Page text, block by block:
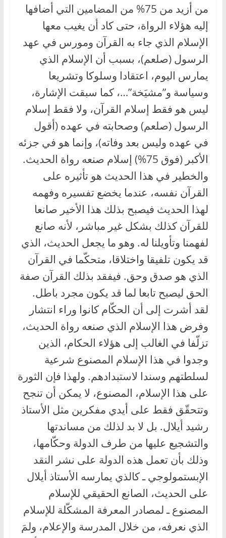
من أزيد من 75% من المضامين التي أضافها
إليه هؤلاء الرواة، حتى كاد أن يغيب معها
الإسلام الذي جاء به القرآن ومورس في عهد
الرسول (صلعم)، بسبب أن الإسلام الذي
يمارس اليوم، اعتقادا وسلوكا وتشريعا
وسياسة و”مشيَخة”…، كما سبقت الإشارة،
ليس هو فقط إسلام القرآن، ولا فقط إسلام
الرسول (صلعم) وصحابته في عهده (أقول
في عهده وليس بعد وفاته)، وإنما هو في جزئه
الأكبر (فوق 75%) إسلام صنعه رواة الحديث.
والخطير في هذا الحديث هو تأثيره على
القرآن نفسه، عندما يخضع تفسيره وفهمه
لهذا الحديث فيصبح بذلك هذا الأخير صانعا
للقرآن كذلك بشكل غير مباشر، لأنه صانع
لفهمنا وتأويلنا له. وهو ما يجعل الحديث، الذي
قد يكون تلفيقا واختلاقا، متحكّما في القرآن
الذي هو صدق وحق. فيفقد بذلك القرآن صفة
الحق ليصبح تابعا لما قد يكون مجرد باطل.
لقد أشرت إلى أن الحكّام كانوا وراء انتشار
وفرض هذا الإسلام الذي صنعه رواة الحديث،
تزلّفا في الغالب إلى هؤلاء الحكام، الذين
وجدوا في هذا الإسلام المصنوع شرعية
لسلطتهم وسندا لاستبدادهم. ولهذا فإن الثورة
على هذا الإسلام، المصنوع، لا يمكن أن تنجح
وتتحقّق فقط على أيدي مفكرين مثل الأستاذ
رشيد أيلال. بل لا بد لذلك من مساندتها
والتشجيع عليها من طرف الدولة وحكّامها،
وذلك بأن تعمل هذه الدولة على نشر النقد
الإبستمولوجي ـ كالذي يمارسه الأستاذ أيلال
على الحديث، الصانع الحقيقي للإسلام
المصنوع ـ لمصادر المعرفة المشكّلة للإسلام
الذي نعرفه، من خلال المدرسة والإعلام، ولمَ